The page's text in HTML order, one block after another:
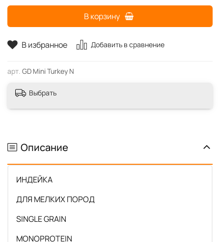
В избранное Добавить в сравнение
арт. GD Mini Turkey N
В корзину
Выбрать
Описание
ИНДЕЙКА
ДЛЯ МЕЛКИХ ПОРОД
SINGLE GRAIN
MONOPROTEIN